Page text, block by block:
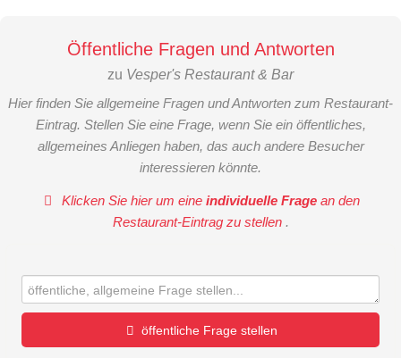
Öffentliche Fragen und Antworten
zu Vesper's Restaurant & Bar
Hier finden Sie allgemeine Fragen und Antworten zum Restaurant-
Eintrag. Stellen Sie eine Frage, wenn Sie ein öffentliches,
allgemeines Anliegen haben, das auch andere Besucher
interessieren könnte.
Klicken Sie hier um eineindividuelle Frage an den
Restaurant-Eintrag zu stellen .
öffentliche Frage stellen